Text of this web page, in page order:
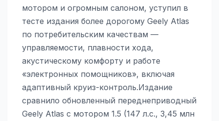
мотором и огромным салоном, уступил в
тесте издания более дорогому Geely Atlas
по потребительским качествам —
управляемости, плавности хода,
акустическому комфорту и работе
«электронных помощников», включая
адаптивный круиз-контроль.Издание
сравнило обновленный переднеприводный
Geely Atlas с мотором 1.5 (147 л.с., 3,45 млн